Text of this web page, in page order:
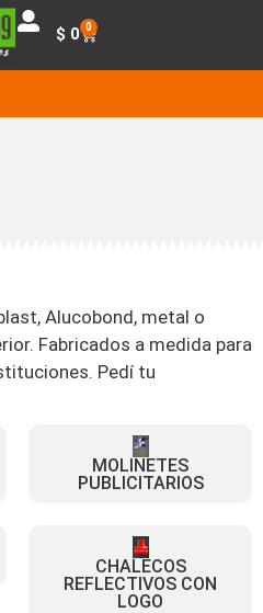
$ 0 0
Alucobond, metal o
Fabricados a medida para
Pedí tu
MOLINETES
PUBLICITARIOS
CHALECOS
REFLECTIVOS CON
LOGO